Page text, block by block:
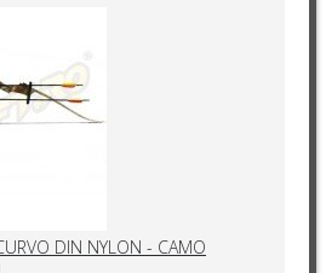
DIN NYLON - CAMO